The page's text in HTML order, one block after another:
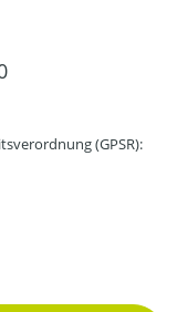
(GPSR):